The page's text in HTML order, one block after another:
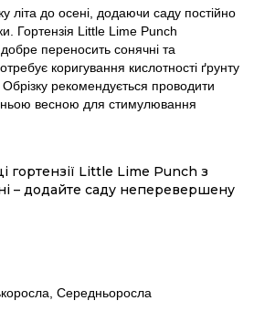
літа до осені, додаючи саду постійно
Гортензія Little Lime Punch
переносить сонячні та
коригування кислотності ґрунту
Обрізку рекомендується проводити
весною для стимулювання
гортензії Little Lime Punch з
– додайте саду неперевершену
Середньоросла